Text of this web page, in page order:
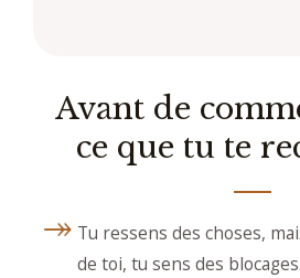
Avant de
ce que tu te
Tu ressens des choses,
de toi, tu sens des blocages.